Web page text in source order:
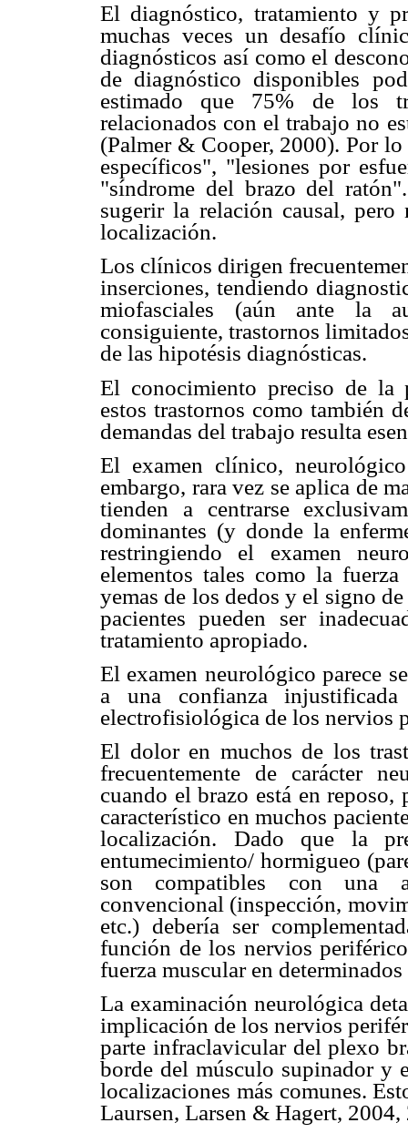
El diagnóstico, tratamiento y
muchas veces un desafío
diagnósticos así como el
de diagnóstico disponibles
estimado que 75% de los
relacionados con el trabajo no
(Palmer & Cooper, 2000). Por
específicos", "lesiones por
"síndrome del brazo del
sugerir la relación causal,
localización.
Los clínicos dirigen
inserciones, tendiendo
miofasciales (aún ante la
consiguiente, trastornos
de las hipotésis diagnósticas.
El conocimiento preciso de la
estos trastornos como también
demandas del trabajo resulta
El examen clínico,
embargo, rara vez se aplica de
tienden a centrarse
dominantes (y donde la
restringiendo el examen
elementos tales como la
yemas de los dedos y el signo
pacientes pueden ser
tratamiento apropiado.
El examen neurológico parece
a una confianza
electrofisiológica de los nervios
El dolor en muchos de los
frecuentemente de carácter
cuando el brazo está en
característico en muchos
localización. Dado que la
entumecimiento/ hormigueo
son compatibles con una
convencional (inspección,
etc.) debería ser
función de los nervios
fuerza muscular en
La examinación neurológica
implicación de los nervios
parte infraclavicular del plexo
borde del músculo supinador y
localizaciones más comunes.
Laursen, Larsen & Hagert, 2004,